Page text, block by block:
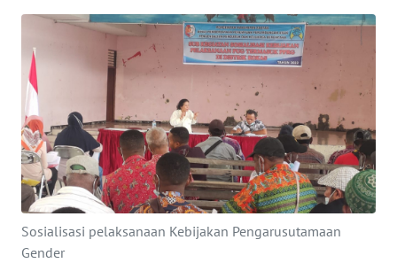
Sosialisasi pelaksanaan Kebijakan Pengarusutamaan
Gender
OPINI
Informasi
INDEKS
BERITA
KONTAK
KAMI
INFO
IKLAN